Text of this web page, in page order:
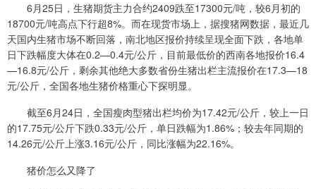
6月25日，生猪期货主力合约2409跌至17300元/吨，较6月初的
18700元/吨高点下行超8%。而在现货市场上，据搜猪网数据，最近几
天国内生猪市场不断回落，南北地区报价持续呈现全面下跌，各地单
日下跌幅度大体在0.2—0.4元/公斤，目前最低价的西南各地报价16.4
—16.8元/公斤，剩余其他绝大多数省份生猪出栏主流报价在17.3—18
元/公斤，全国各地生猪价格重心下探明显。
截至6月24日，全国瘦肉型猪出栏均价为17.42元/公斤，较上一日
的17.75元/公斤下跌0.33元/公斤，单日跌幅为1.86%；较去年同期的
14.26元/公斤上涨3.16元/公斤，同比涨幅为22.16%。
猪价怎么又降了